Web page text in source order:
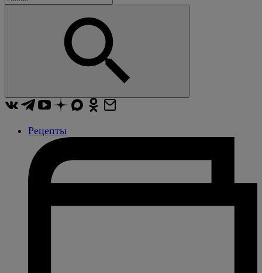
Рецепты